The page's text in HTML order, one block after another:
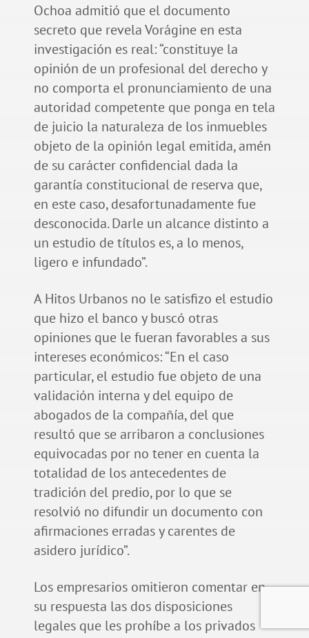
Ochoa admitió que el documento
secreto que revela Vorágine en esta
investigación es real: “constituye la
opinión de un profesional del derecho y
no comporta el pronunciamiento de una
autoridad competente que ponga en tela
de juicio la naturaleza de los inmuebles
objeto de la opinión legal emitida, amén
de su carácter confidencial dada la
garantía constitucional de reserva que,
en este caso, desafortunadamente fue
desconocida. Darle un alcance distinto a
un estudio de títulos es, a lo menos,
ligero e infundado”.
A Hitos Urbanos no le satisfizo el estudio
que hizo el banco y buscó otras
opiniones que le fueran favorables a sus
intereses económicos: “En el caso
particular, el estudio fue objeto de una
validación interna y del equipo de
abogados de la compañía, del que
resultó que se arribaron a conclusiones
equivocadas por no tener en cuenta la
totalidad de los antecedentes de
tradición del predio, por lo que se
resolvió no difundir un documento con
afirmaciones erradas y carentes de
asidero jurídico”.
Los empresarios omitieron comentar en
su respuesta las dos disposiciones
legales que les prohíbe a los privados